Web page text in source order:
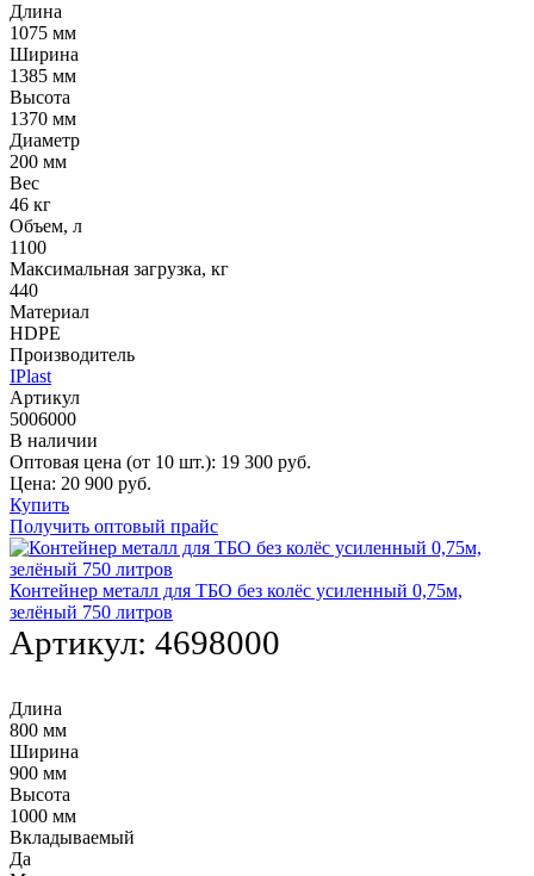
Длина
1075 мм
Ширина
1385 мм
Высота
1370 мм
Диаметр
200 мм
Вес
46 кг
Объем, л
1100
Максимальная загрузка, кг
440
Материал
HDPE
Производитель
IPlast
Артикул
5006000
В наличии
Оптовая цена (от 10 шт.): 19 300 руб.
Цена: 20 900 руб.
Купить
Получить оптовый прайс
Контейнер металл для ТБО без колёс усиленный 0,75м,
зелёный 750 литров
Артикул: 4698000
Длина
800 мм
Ширина
900 мм
Высота
1000 мм
Вкладываемый
Да